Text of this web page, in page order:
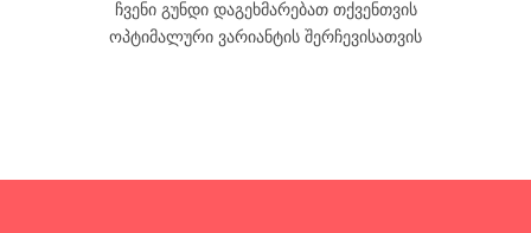
ჩვენი გუნდი დაგეხმარებათ თქვენთვის
ოპტიმალური ვარიანტის შერჩევისათვის